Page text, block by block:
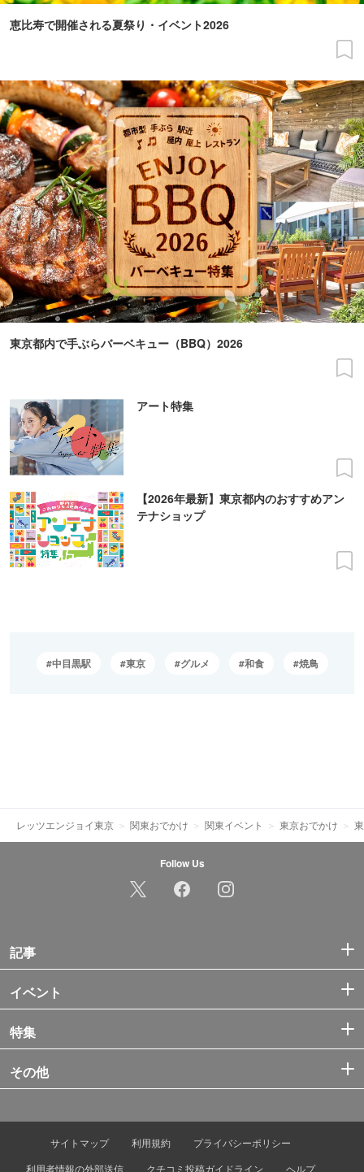
恵比寿で開催される夏祭り・イベント2026
東京都内で手ぶらバーベキュー（BBQ）2026
アート特集
【2026年最新】東京都内のおすすめアン
テナショップ
中目黒駅 東京 グルメ 和食 焼鳥
レッツエンジョイ東京 関東おでかけ 関東イベント 東京おでかけ
Follow Us
記事
イベント
特集
その他
サイトマップ 利用規約
プライバシーポリシー
利用者情報の外部送信
クチコミ投稿ガイドライン ヘルプ